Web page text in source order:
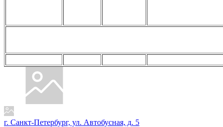
г. Санкт-Петербург, ул. Автобусная, д. 5